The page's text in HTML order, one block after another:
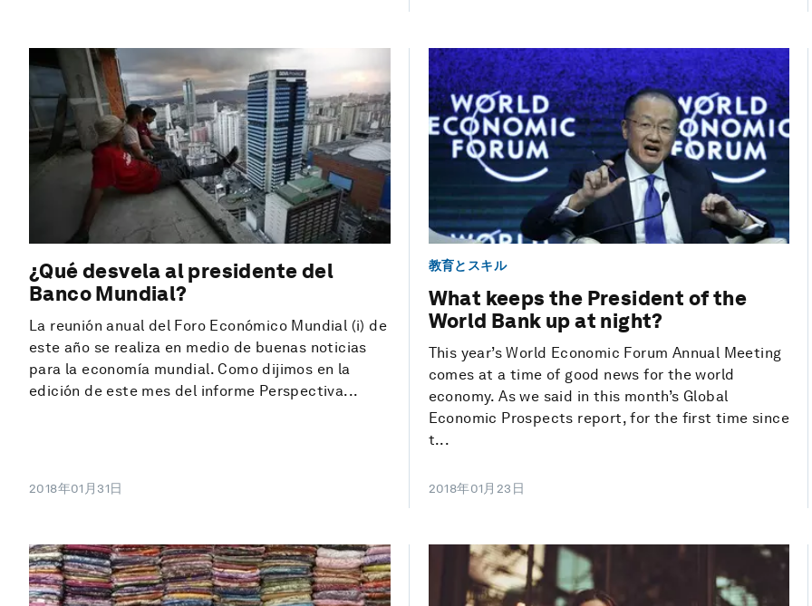
¿Qué desvela al presidente del
Banco Mundial?
La reunión anual del Foro Económico Mundial (i) de
este año se realiza en medio de buenas noticias
para la economía mundial. Como dijimos en la
edición de este mes del informe Perspectiva...
2018年01月31日
教育とスキル
What keeps the President of the
World Bank up at night?
This year’s World Economic Forum Annual Meeting
comes at a time of good news for the world
economy. As we said in this month’s Global
Economic Prospects report, for the first time since
t...
2018年01月23日